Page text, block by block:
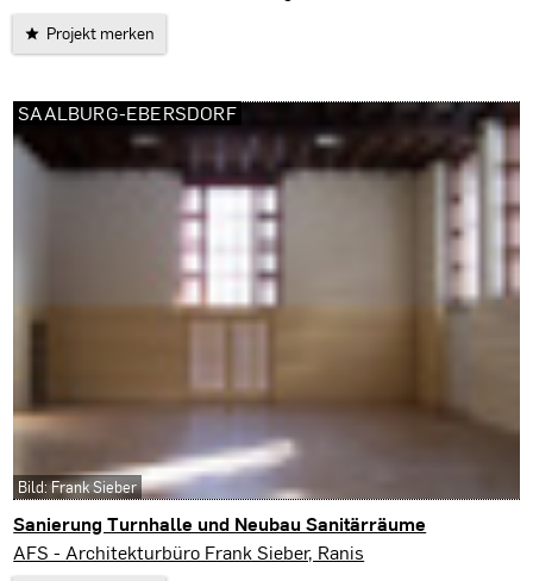
Projekt merken
Sanierung Turnhalle und Neubau Sanitärräume
Saalburg-Ebersdorf
AFS - Architekturbüro Frank Sieber, Ranis
SAALBURG-EBERSDORF
Bild: Frank Sieber